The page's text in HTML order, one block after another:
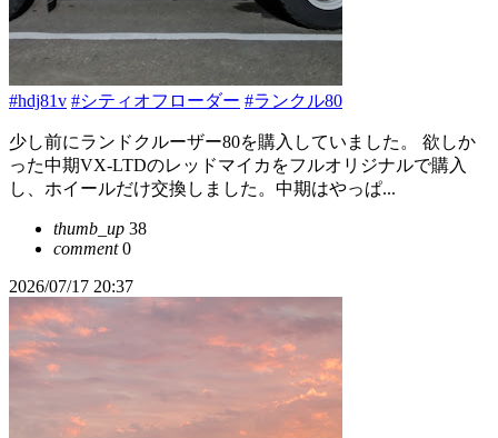
#hdj81v #シティオフローダー #ランクル80
少し前にランドクルーザー80を購入していました。 欲しか
った中期VX-LTDのレッドマイカをフルオリジナルで購入
し、ホイールだけ交換しました。中期はやっぱ...
thumb_up 38
comment0
2026/07/17 20:37